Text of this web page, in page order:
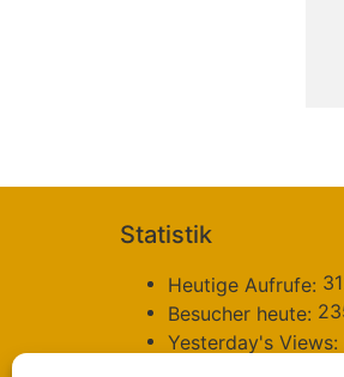
Statistik
Heutige Aufrufe:
Besucher heute:
Yesterday's Views: